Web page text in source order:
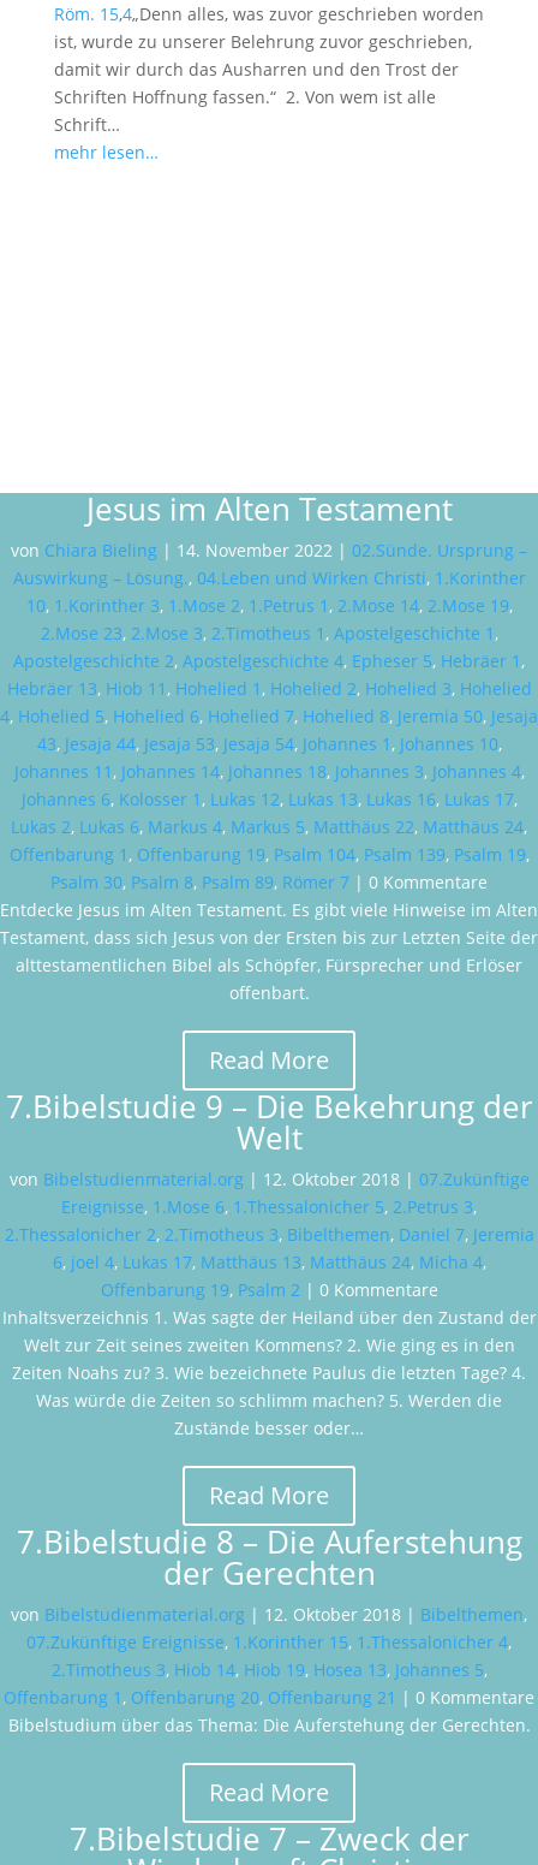
Röm. 15,4„Denn alles, was zuvor geschrieben worden
ist, wurde zu unserer Belehrung zuvor geschrieben,
damit wir durch das Ausharren und den Trost der
Schriften Hoffnung fassen.“ 2. Von wem ist alle
Schrift…
mehr lesen…
Jesus im Alten Testament
von Chiara Bieling | 14. November 2022 | 02.Sünde. Ursprung –
Auswirkung – Lösung., 04.Leben und Wirken Christi, 1.Korinther
10, 1.Korinther 3, 1.Mose 2, 1.Petrus 1 , 2.Mose 14, 2.Mose 19,
2.Mose 23, 2.Mose 3, 2.Timotheus 1 , Apostelgeschichte 1 ,
Apostelgeschichte 2, Apostelgeschichte 4, Epheser 5, Hebräer 1 ,
Hebräer 13, Hiob 11 , Hohelied 1 , Hohelied 2, Hohelied 3, Hohelied
4, Hohelied 5, Hohelied 6, Hohelied 7, Hohelied 8, Jeremia 50, Jesaja
43, Jesaja 44, Jesaja 53, Jesaja 54, Johannes 1 , Johannes 10,
Johannes 11 , Johannes 14, Johannes 18, Johannes 3, Johannes 4,
Johannes 6, Kolosser 1 , Lukas 12, Lukas 13, Lukas 16, Lukas 17,
Lukas 2, Lukas 6, Markus 4, Markus 5, Matthäus 22, Matthäus 24,
Offenbarung 1 , Offenbarung 19, Psalm 104, Psalm 139, Psalm 19,
Psalm 30, Psalm 8, Psalm 89, Römer 7 | 0 Kommentare
Entdecke Jesus im Alten Testament. Es gibt viele Hinweise im Alten
Testament, dass sich Jesus von der Ersten bis zur Letzten Seite der
alttestamentlichen Bibel als Schöpfer, Fürsprecher und Erlöser
offenbart.
Read More
7.Bibelstudie 9 – Die Bekehrung der
Welt
von Bibelstudienmaterial.org | 12. Oktober 2018| 07.Zukünftige
Ereignisse, 1.Mose 6, 1.Thessalonicher 5, 2.Petrus 3,
2.Thessalonicher 2, 2.Timotheus 3, Bibelthemen, Daniel 7, Jeremia
6, joel 4, Lukas 17, Matthäus 13, Matthäus 24, Micha 4,
Offenbarung 19, Psalm 2 | 0 Kommentare
Inhaltsverzeichnis 1. Was sagte der Heiland über den Zustand der
Welt zur Zeit seines zweiten Kommens? 2. Wie ging es in den
Zeiten Noahs zu? 3. Wie bezeichnete Paulus die letzten Tage? 4.
Was würde die Zeiten so schlimm machen? 5. Werden die
Zustände besser oder…
Read More
7.Bibelstudie 8 – Die Auferstehung
der Gerechten
von Bibelstudienmaterial.org | 12. Oktober 2018 | Bibelthemen,
07.Zukünftige Ereignisse, 1.Korinther 15, 1.Thessalonicher 4,
2.Timotheus 3, Hiob 14, Hiob 19, Hosea 13, Johannes 5,
Offenbarung 1 , Offenbarung 20, Offenbarung 21 | 0 Kommentare
Bibelstudium über das Thema: Die Auferstehung der Gerechten.
Read More
7.Bibelstudie 7 – Zweck der